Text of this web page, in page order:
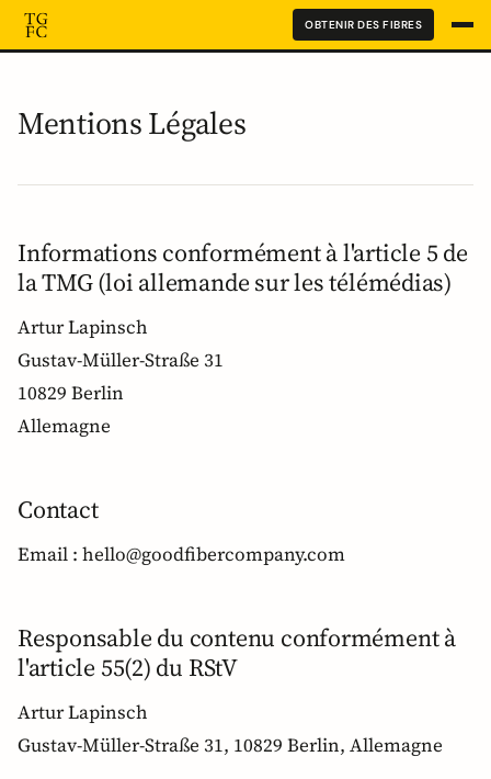
OBTENIR DES FIBRES
Mentions Légales
Informations conformément à l'article 5 de
la TMG (loi allemande sur les télémédias)
Artur Lapinsch
Gustav-Müller-Straße 31
10829 Berlin
Allemagne
Contact
Email : hello@goodfibercompany.com
Responsable du contenu conformément à
l'article 55(2) du RStV
Artur Lapinsch
Gustav-Müller-Straße 31, 10829 Berlin, Allemagne